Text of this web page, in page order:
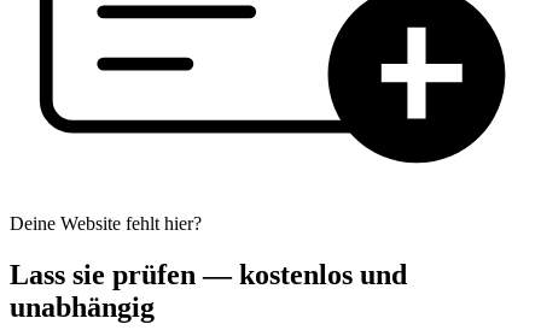
Deine Website fehlt hier?
Lass sie prüfen — kostenlos und
unabhängig